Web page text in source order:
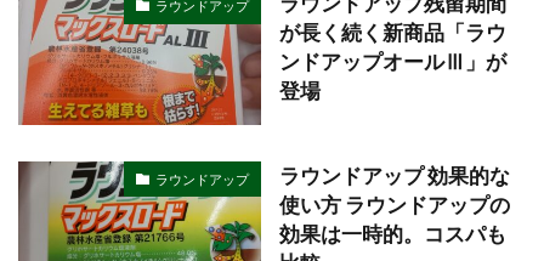
ラウンドアップ
が長く続く新商品「ラウ
ンドアップオールⅢ」が
登場
ラウンドアップ
ラウンドアップ 効果的な
使い方 ラウンドアップの
効果は一時的。コスパも